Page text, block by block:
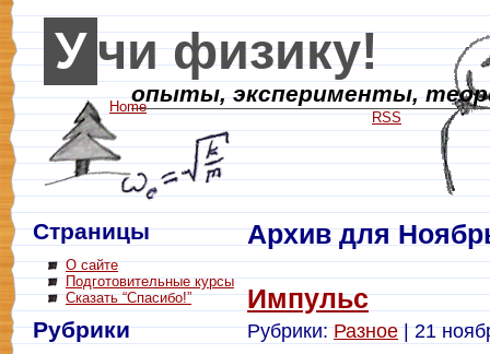
Страницы
О сайте
Подготовительные курсы
Сказать “Спасибо!”
Рубрики
Архив для
Импульс
Рубрики:Разное| 21
Учи физику!
опыты, эксперименты,
Home
RSS